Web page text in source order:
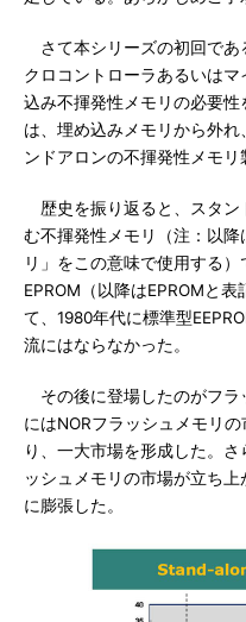
さて本シリーズの初回であ
クロコントローラあるいは
込み不揮発性メモリの必要
は、埋め込みメモリから外
ンドアロンの不揮発性メモリ
歴史を振り返ると、スタン
む不揮発性メモリ（注：以
リ」をこの意味で使用する
EPROM（以降はEPROMと
て、1980年代に標準型
流にはならなかった。
その後に登場したのがフラ
にはNORフラッシュメモリ
り、一大市場を形成した。
ッシュメモリの市場が立ち
に膨張した。